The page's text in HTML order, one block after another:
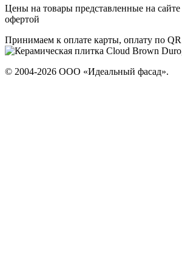
Цены на товары представленные на сайте
офертой
Принимаем к оплате карты, оплату по
© 2004-2026 ООО «Идеальный фасад».